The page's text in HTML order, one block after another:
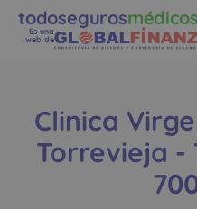
todosegurosmédicos
Es una
web de
Clinica
Torrevieja -